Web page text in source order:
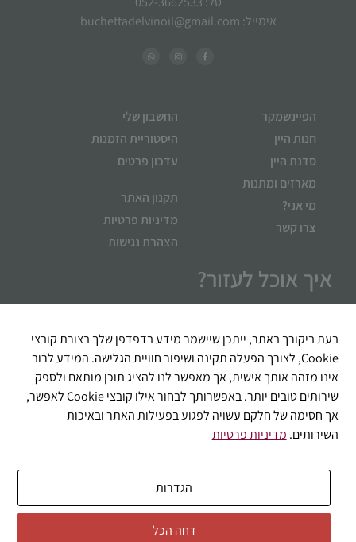
אימייל: buchettadelvinoil@gmail.com
הפיינשמקר
חנות היין
סדנת היין
מארזים ומתנות
מי אני?
צרו קשר
החשבון שלי
היסטוריית הזמנות
עדכון פרטים
תקנון האתר
מדיניות פרטיות
הצהרת נגישות
איך אוכל לעזור?
שליחה
בעת ביקורך באתר, ייתכן שיישמר מידע בדפדפן שלך בצורת קובצי
Cookie, לצורך הפעלה תקינה ושיפור חוויית הגלישה. המידע לרוב
אינו מזהה אותך אישית, אך מאפשר לנו להציג תוכן מותאם ולספק
שירותים טובים יותר. באפשרותך לבחור אילו קובצי Cookie לאפשר,
אך חסימה של חלקם עשויה לפגוע בפעילות האתר ובאיכות
השירותים. מדיניות פרטיות
הגדרות
דחה הכל